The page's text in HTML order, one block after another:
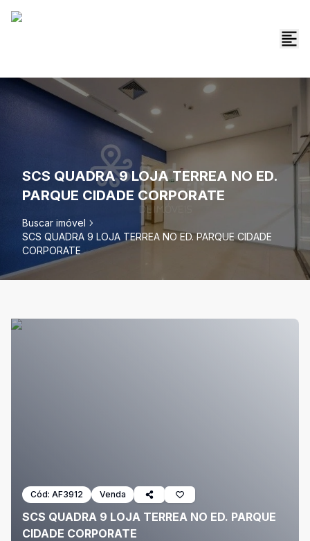
SCS QUADRA 9 LOJA TERREA NO ED.
PARQUE CIDADE CORPORATE
Buscar imóvel
SCS QUADRA 9 LOJA TERREA NO ED. PARQUE CIDADE
CORPORATE
Cód: AF3912 Venda
SCS QUADRA 9 LOJA TERREA NO ED. PARQUE
CIDADE CORPORATE